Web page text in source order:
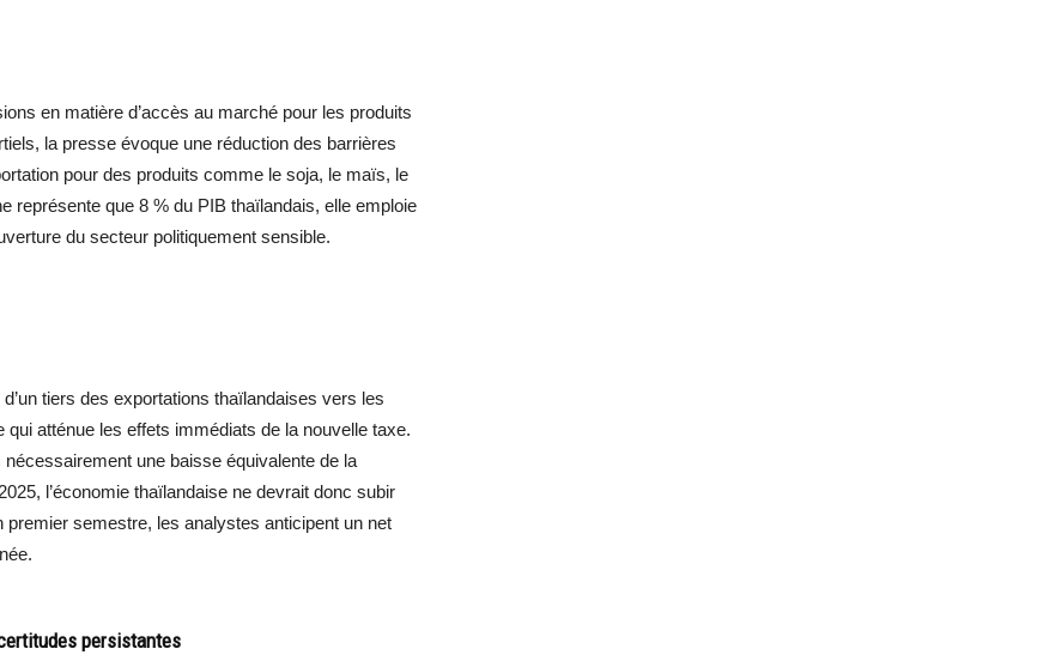
en matière d’accès au marché pour les produits
la presse évoque une réduction des barrières
pour des produits comme le soja, le maïs, le
représente que 8 % du PIB thaïlandais, elle emploie
du secteur politiquement sensible.
tiers des exportations thaïlandaises vers les
atténue les effets immédiats de la nouvelle taxe.
une baisse équivalente de la
l’économie thaïlandaise ne devrait donc subir
premier semestre, les analystes anticipent un net
persistantes